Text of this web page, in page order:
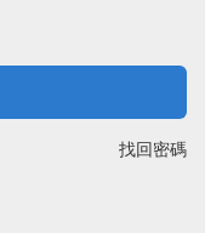
找回密碼